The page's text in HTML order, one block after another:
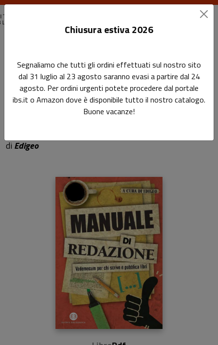
Manuale di redazione
Vademecum per chi scrive e pubblica
libri
di Edigeo
Chiusura estiva 2026
Segnaliamo che tutti gli ordini effettuati sul nostro sito
dal 31 luglio al 23 agosto saranno evasi a partire dal 24
agosto. Per ordini urgenti potete procedere dal portale
ibs.it o Amazon dove è disponibile tutto il nostro catalogo.
Buone vacanze!